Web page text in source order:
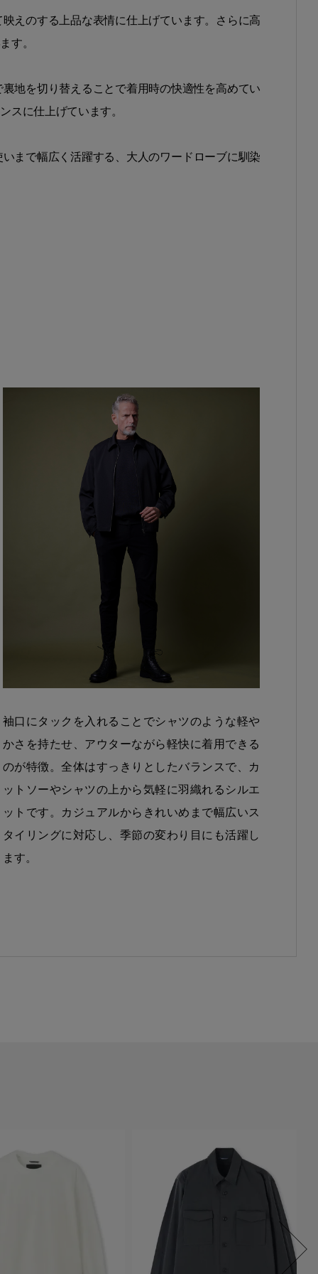
えのする上品な表情に仕上げています。さらに高
す。
地を切り替えることで着用時の快適性を高めてい
スに仕上げています。
まで幅広く活躍する、大人のワードローブに馴染
袖口にタックを入れることでシャツのような軽や
かさを持たせ、アウターながら軽快に着用できる
のが特徴。全体はすっきりとしたバランスで、カ
ットソーやシャツの上から気軽に羽織れるシルエ
ットです。カジュアルからきれいめまで幅広いス
タイリングに対応し、季節の変わり目にも活躍し
ます。